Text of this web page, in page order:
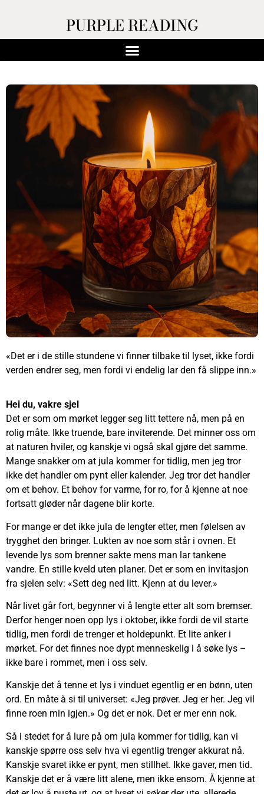
PURPLE READING
«Det er i de stille stundene vi finner tilbake til lyset, ikke fordi
verden endrer seg, men fordi vi endelig lar den få slippe inn.»
Hei du, vakre sjel
Det er som om mørket legger seg litt tettere nå, men på en
rolig måte. Ikke truende, bare inviterende. Det minner oss om
at naturen hviler, og kanskje vi også skal gjøre det samme.
Mange snakker om at jula kommer for tidlig, men jeg tror
ikke det handler om pynt eller kalender. Jeg tror det handler
om et behov. Et behov for varme, for ro, for å kjenne at noe
fortsatt gløder når dagene blir korte.
For mange er det ikke jula de lengter etter, men følelsen av
trygghet den bringer. Lukten av noe som står i ovnen. Et
levende lys som brenner sakte mens man lar tankene
vandre. En stille kveld uten planer. Det er som en invitasjon
fra sjelen selv: «Sett deg ned litt. Kjenn at du lever.»
Når livet går fort, begynner vi å lengte etter alt som bremser.
Derfor henger noen opp lys i oktober, ikke fordi de vil starte
tidlig, men fordi de trenger et holdepunkt. Et lite anker i
mørket. For det finnes noe dypt menneskelig i å søke lys –
ikke bare i rommet, men i oss selv.
Kanskje det å tenne et lys i vinduet egentlig er en bønn, uten
ord. En måte å si til universet: «Jeg prøver. Jeg er her. Jeg vil
finne roen min igjen.» Og det er nok. Det er mer enn nok.
Så i stedet for å lure på om jula kommer for tidlig, kan vi
kanskje spørre oss selv hva vi egentlig trenger akkurat nå.
Kanskje svaret ikke er pynt, men stillhet. Ikke gaver, men tid.
Kanskje det er å være litt alene, men ikke ensom. Å kjenne at